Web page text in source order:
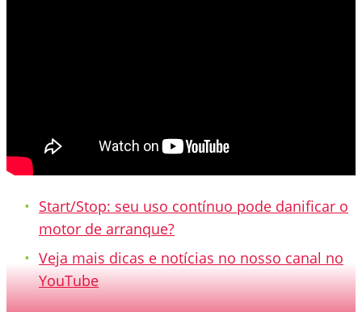
Start/Stop: seu uso contínuo pode danificar o
motor de arranque?
Veja mais dicas e notícias no nosso canal no
YouTube